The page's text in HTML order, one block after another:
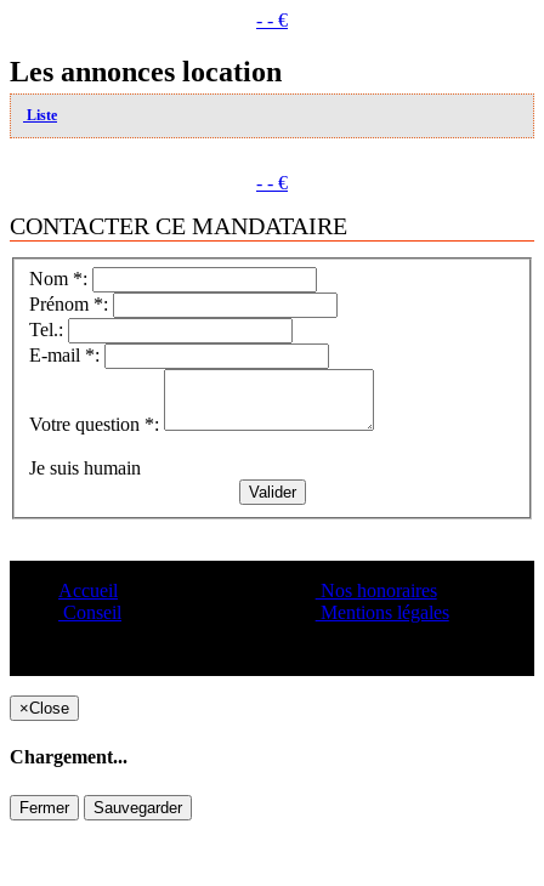
- - €
Les annonces location
Liste
- - €
CONTACTER CE MANDATAIRE
Nom *:
Prénom *:
Tel.:
E-mail *:
Votre question *:
Je suis humain
Accueil
Conseil
Nos honoraires
Mentions légales
×Close
Chargement...
Fermer Sauvegarder